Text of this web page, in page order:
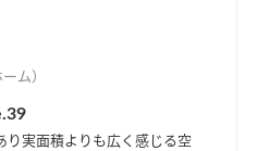
ム）
り実面積よりも広く感じる空